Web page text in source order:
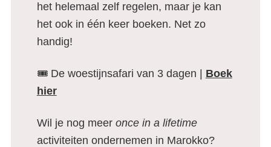
het helemaal zelf regelen, maar je kan
het ook in één keer boeken. Net zo
handig!
🎟️ De woestijnsafari van 3 dagen | Boek
hier
Wil je nog meer once in a lifetime
activiteiten ondernemen in Marokko?